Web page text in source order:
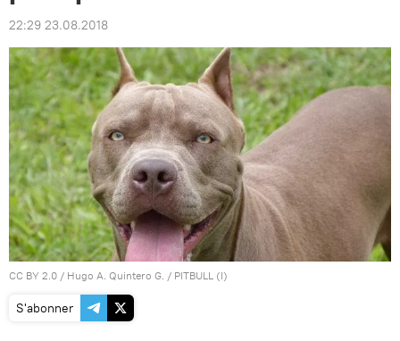
22:29 23.08.2018
CC BY 2.0 / Hugo A. Quintero G. / PITBULL (I)
S'abonner